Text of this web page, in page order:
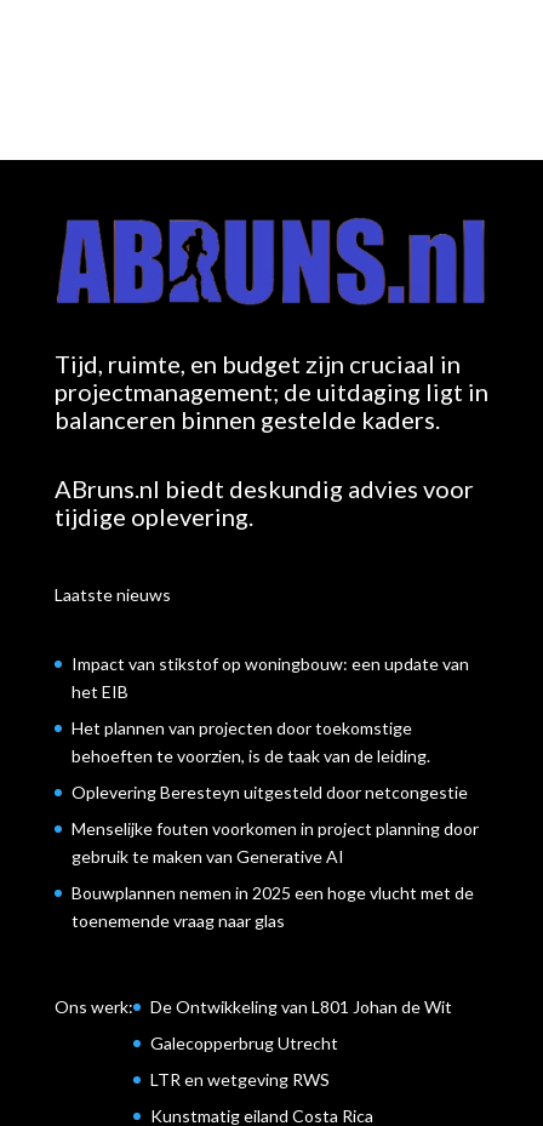
Tijd, ruimte, en budget zijn cruciaal in
projectmanagement; de uitdaging ligt in
balanceren binnen gestelde kaders.
ABruns.nl biedt deskundig advies voor
tijdige oplevering.
Laatste nieuws
Impact van stikstof op woningbouw: een update van
het EIB
Het plannen van projecten door toekomstige
behoeften te voorzien, is de taak van de leiding.
Oplevering Beresteyn uitgesteld door netcongestie
Menselijke fouten voorkomen in project planning door
gebruik te maken van Generative AI
Bouwplannen nemen in 2025 een hoge vlucht met de
toenemende vraag naar glas
Ons werk:
De Ontwikkeling van L801 Johan de Wit
Galecopperbrug Utrecht
LTR en wetgeving RWS
Kunstmatig eiland Costa Rica